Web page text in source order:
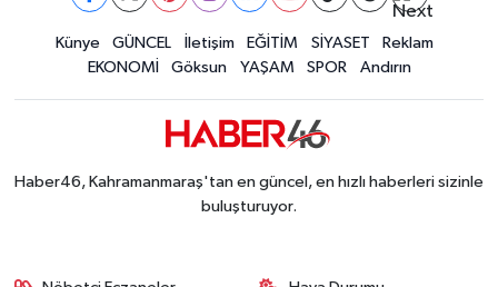
Künye GÜNCEL İletişim EĞİTİM SİYASET
Reklam
EKONOMİ
Göksun YAŞAM SPOR Andırın
Haber46, Kahramanmaraş'tan en güncel, en hızlı haberleri sizinle
buluşturuyor.